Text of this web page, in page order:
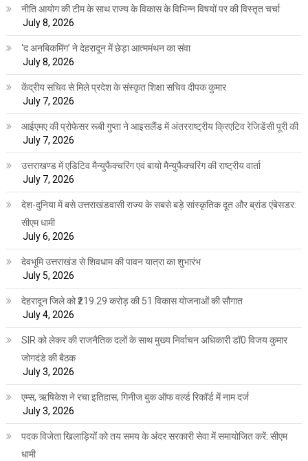
नीति आयोग की टीम के साथ राज्य के विकास के विभिन्न विषयों पर की विस्तृत चर्चा
July 8, 2026
‘द अनबिकमिंग’ ने देहरादून में छेड़ा आत्ममंथन का संवा
July 8, 2026
केंद्रीय सचिव से मिले प्रदेश के संस्कृत शिक्षा सचिव दीपक कुमार
July 7, 2026
आईएमए की प्रोफेसर रूबी गुप्ता ने आइसलैंड में अंतरराष्ट्रीय क्रिएटिव रेजिडेंसी पूरी की
July 7, 2026
उत्तराखण्ड में एडिटिव मैन्युफैक्चरिंग एवं बायो मैन्युफैक्चरिंग की राष्ट्रीय वार्ता
July 7, 2026
देश-दुनिया में बसे उत्तराखंडवासी राज्य के सबसे बड़े सांस्कृतिक दूत और ब्रांड एंबेसडर:
सीएम धामी
July 6, 2026
देवभूमि उत्तराखंड से शिवधाम की पावन यात्रा का शुभारंभ
July 5, 2026
देहरादून जिले को ₹219.29 करोड़ की 51 विकास योजनाओं की सौगात
July 4, 2026
SIR को लेकर की राजनैतिक दलों के साथ मुख्य निर्वाचन अधिकारी डॉ0 विजय कुमार
जोगदंडे की बैठक
July 3, 2026
एम्स, ऋषिकेश ने रचा इतिहास, गिनीज बुक ऑफ वर्ल्ड रिकॉर्ड में नाम दर्ज
July 3, 2026
पदक विजेता खिलाड़ियों को तय समय के अंदर सरकारी सेवा में समायोजित करें: सीएम
धामी